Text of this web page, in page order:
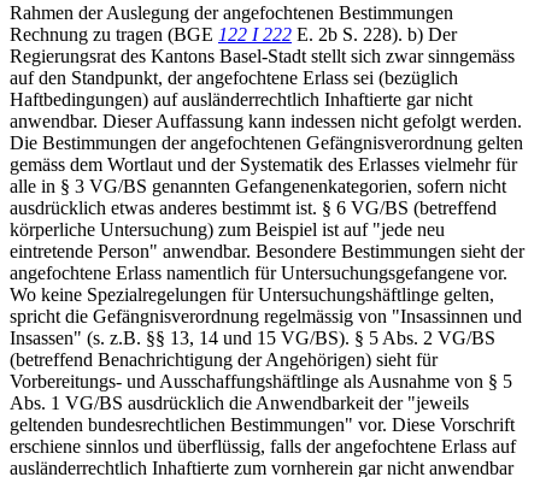
Rahmen der Auslegung der angefochtenen Bestimmungen
Rechnung zu tragen (BGE 122 I 222 E. 2b S. 228). b) Der
Regierungsrat des Kantons Basel-Stadt stellt sich zwar sinngemäss
auf den Standpunkt, der angefochtene Erlass sei (bezüglich
Haftbedingungen) auf ausländerrechtlich Inhaftierte gar nicht
anwendbar. Dieser Auffassung kann indessen nicht gefolgt werden.
Die Bestimmungen der angefochtenen Gefängnisverordnung gelten
gemäss dem Wortlaut und der Systematik des Erlasses vielmehr für
alle in § 3 VG/BS genannten Gefangenenkategorien, sofern nicht
ausdrücklich etwas anderes bestimmt ist. § 6 VG/BS (betreffend
körperliche Untersuchung) zum Beispiel ist auf "jede neu
eintretende Person" anwendbar. Besondere Bestimmungen sieht der
angefochtene Erlass namentlich für Untersuchungsgefangene vor.
Wo keine Spezialregelungen für Untersuchungshäftlinge gelten,
spricht die Gefängnisverordnung regelmässig von "Insassinnen und
Insassen" (s. z.B. §§ 13, 14 und 15 VG/BS). § 5 Abs. 2 VG/BS
(betreffend Benachrichtigung der Angehörigen) sieht für
Vorbereitungs- und Ausschaffungshäftlinge als Ausnahme von § 5
Abs. 1 VG/BS ausdrücklich die Anwendbarkeit der "jeweils
geltenden bundesrechtlichen Bestimmungen" vor. Diese Vorschrift
erschiene sinnlos und überflüssig, falls der angefochtene Erlass auf
ausländerrechtlich Inhaftierte zum vornherein gar nicht anwendbar